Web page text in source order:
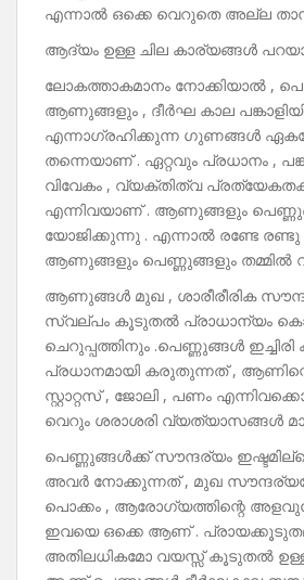
എന്നാൽ ഒക്കെ വെറുതെ അല്ല
ആദ്യം ഉള്ള ചില കാര്യങ്ങൾ
ലോകത്താകമാനം നോക്കിയാൽ ,
ആണുങ്ങളും , ദീർഘ കാല
എന്നാഗ്രഹിക്കുന്ന ഗുണങ്ങൾ
തന്നെയാണ് . ഏറ്റവും പ്രധാനം ,
വിവേകം , വ്യക്തിത്വ
എന്നിവയാണ് . ആണുങ്ങളും
യോജിക്കുന്നു . എന്നാൽ രണ്ടേ രണ്ടു
ആണുങ്ങളും പെണ്ണുങ്ങളും തമ്മിൽ
ആണുങ്ങൾ മുഖ , ശാരീരീരിക
സ്വല്പം കൂടുതൽ പ്രാധാന്യം
ചെറുപ്പത്തിനും .പെണ്ണുങ്ങൾ
പ്രധാനമായി കരുതുന്നത് ,
സ്റ്റാറ്റസ് , ജോലി , പണം
വെറും ശരാശരി വ്യത്യാസങ്ങൾ
പെണ്ണുങ്ങൾക്ക് സൗന്ദര്യം
അവർ നോക്കുന്നത് , മുഖ
പൊക്കം , ആരോഗ്യത്തിന്റെ
ഇവയെ ഒക്കെ ആണ് .
അതിലധികമോ വയസ്സ് കൂടുതൽ